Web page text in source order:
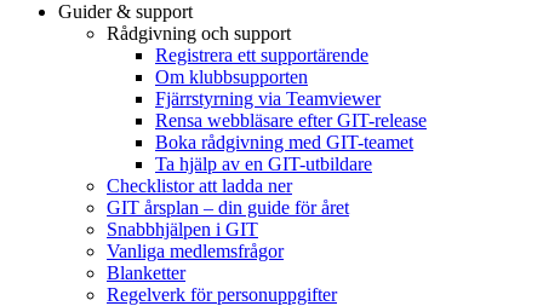
Guider & support
Rådgivning och support
Registrera ett supportärende
Om klubbsupporten
Fjärrstyrning via Teamviewer
Rensa webbläsare efter GIT-release
Boka rådgivning med GIT-teamet
Ta hjälp av en GIT-utbildare
Checklistor att ladda ner
GIT årsplan – din guide för året
Snabbhjälpen i GIT
Vanliga medlemsfrågor
Blanketter
Regelverk för personuppgifter